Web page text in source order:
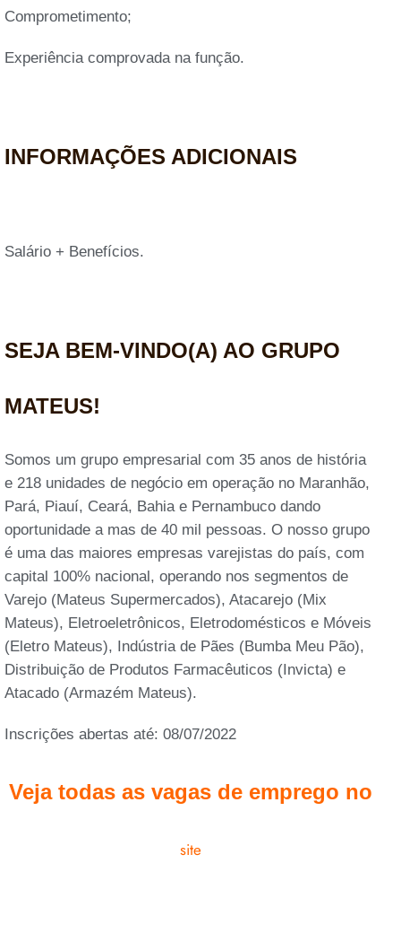
Comprometimento;
Experiência comprovada na função.
INFORMAÇÕES ADICIONAIS
Salário + Benefícios.
SEJA BEM-VINDO(A) AO GRUPO
MATEUS!
Somos um grupo empresarial com 35 anos de história
e 218 unidades de negócio em operação no Maranhão,
Pará, Piauí, Ceará, Bahia e Pernambuco dando
oportunidade a mas de 40 mil pessoas. O nosso grupo
é uma das maiores empresas varejistas do país, com
capital 100% nacional, operando nos segmentos de
Varejo (Mateus Supermercados), Atacarejo (Mix
Mateus), Eletroeletrônicos, Eletrodomésticos e Móveis
(Eletro Mateus), Indústria de Pães (Bumba Meu Pão),
Distribuição de Produtos Farmacêuticos (Invicta) e
Atacado (Armazém Mateus).
Inscrições abertas até: 08/07/2022
Veja todas as vagas de emprego no
site